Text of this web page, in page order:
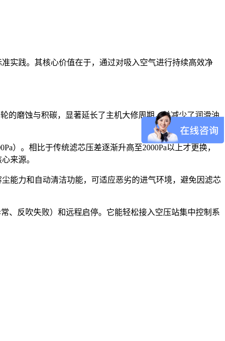
实践。其核心价值在于，通过对吸入空气进行持续高效净
的磨蚀与积碳，显著延长了主机大修周期，并减少了润滑油
）。相比于传统滤芯压差逐渐升高至2000Pa以上才更换，
来源。
能力和自动清洁功能，可适应恶劣的进气环境，避免因滤芯
、反吹失败）和远程启停。它能轻松接入空压站集中控制系